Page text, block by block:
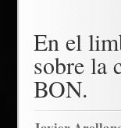
En el
sobre la
BON.